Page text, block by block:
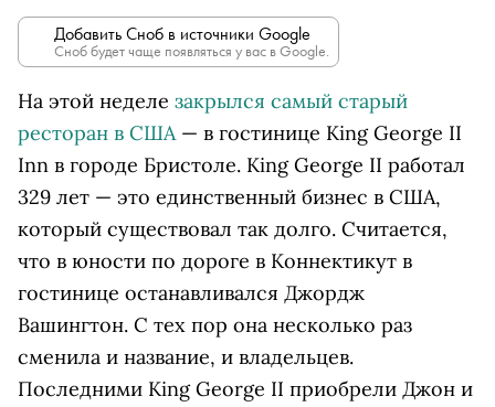
Добавить Сноб в источники Google
Сноб будет чаще появляться у вас в Google.
На этой неделе закрылся самый старый
ресторан в США— в гостинице King George II
Inn в городе Бристоле. King George II работал
329 лет — это единственный бизнес в США,
который существовал так долго. Считается,
что в юности по дороге в Коннектикут в
гостинице останавливался Джордж
Вашингтон. С тех пор она несколько раз
сменила и название, и владельцев.
Последними King George II приобрели Джон и